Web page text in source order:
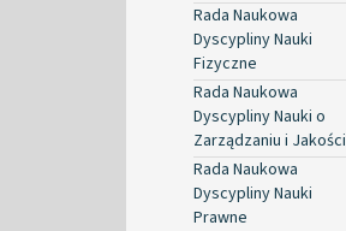
Rada Naukowa
Dyscypliny Nauki
Fizyczne
Rada Naukowa
Dyscypliny Nauki o
Zarządzaniu i Jakości
Rada Naukowa
Dyscypliny Nauki
Prawne